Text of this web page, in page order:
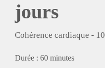
jours
Cohérence cardiaque - 10
Durée : 60 minutes